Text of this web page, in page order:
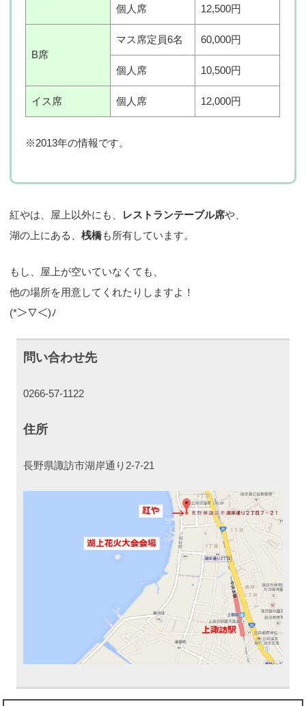
個人席 12,500円
B席
マス席定員6名 60,000円
個人席 10,500円
イス席 個人席 12,000円
※2013年の情報です。
紅やは、屋上以外にも、 レストランテーブル席や、
湖の上にある、桟橋も所有しています。
もし、屋上が空いていなくても、
他の場所を用意してくれたりしますよ！
(*＞▽＜)ﾉ
問い合わせ先
0266-57-1122
住所
長野県諏訪市湖岸通り2-7-21